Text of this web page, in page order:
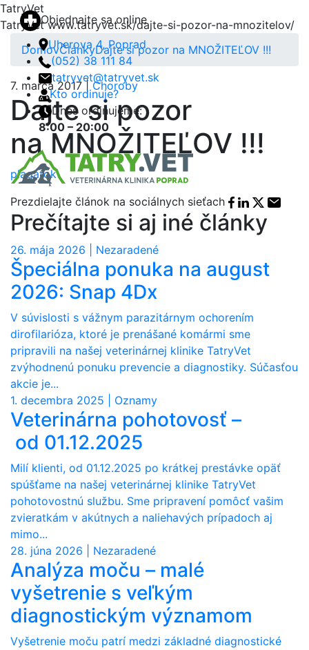
TatryVet
TatryVetwww.tatryvet.sk/dajte-si-pozor-na-mnozitelov/
Objednajte sa online
Uherova 4, Poprad
(052) 38 111 84
tatryvet@tatryvet.sk
Kto ordinuje?
Dnes ordinujeme:
8:00 – 20:00
DomovČlánkyDajte si pozor na MNOŽITEĽOV !!!
7. marca 2017 |Choroby
Dajte si pozor
na MNOŽITEĽOV !!!
plagatok
Prezdielajte článok na sociálnych sieťach
Facebook
Linkedin
X share
E-
Prečítajte si aj iné články
26. mája 2026 | Nezaradené
Špeciálna ponuka na august
2026: Snap 4Dx
V súvislosti s vážnym parazitárnym ochorením
dirofilarióza, ktoré je prenášané komármi sme
pripravili na našej veterinárnej klinike TatryVet
zvýhodnenú ponuku prevencie a diagnostiky. Súčasťou
akcie je...
1. decembra 2025 | Oznamy
Veterinárna pohotovosť –
od 01.12.2025
Milí klienti, od 01.12.2025 po krátkej prestávke opäť
spúšťame na našej veterinárnej klinike TatryVet
pohotovostnú službu. Sme pripravení pomôcť vašim
zvieratkám v akútnych a naliehavých prípadoch aj
mimo...
28. júna 2026 | Nezaradené
Analýza moču – malé
vyšetrenie s veľkým
diagnostickým významom
Vyšetrenie moču patrí medzi základné diagnostické